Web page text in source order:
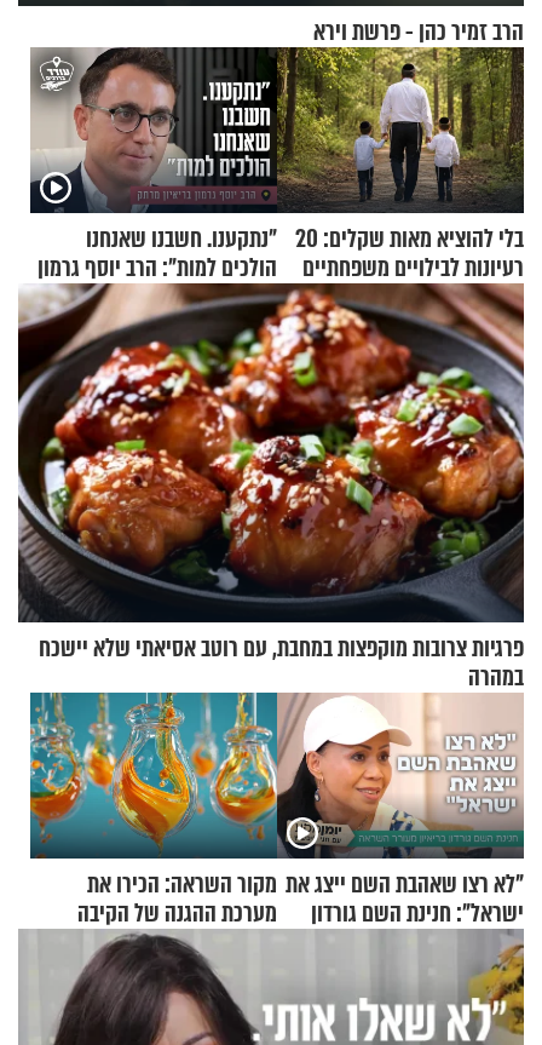
הרב זמיר כהן - פרשת וירא
בלי להוציא מאות שקלים: 20
רעיונות לבילויים משפחתיים
כמעט בחינם
"נתקענו. חשבנו שאנחנו
הולכים למות": הרב יוסף גרמון
בריאיון מרתק
פרגיות צרובות מוקפצות במחבת, עם רוטב אסיאתי שלא יישכח
במהרה
"לא רצו שאהבת השם ייצג את
ישראל": חנינת השם גורדון
בריאיון מעורר השראה
מקור השראה: הכירו את
מערכת ההגנה של הקיבה